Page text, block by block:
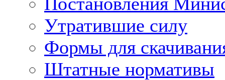
Утратившие силу
Формы для
Штатные нормативы